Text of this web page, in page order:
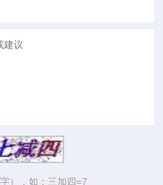
），如：三加四=7